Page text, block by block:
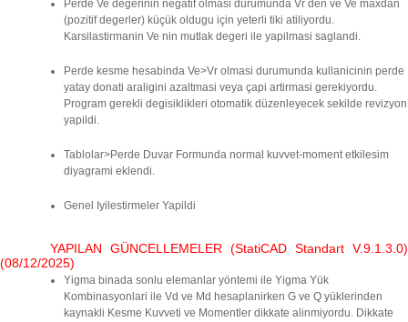
Perde Ve degerinin negatif olmasi durumunda Vr den ve Ve maxdan
(pozitif degerler) küçük oldugu için yeterli tiki atiliyordu.
Karsilastirmanin Ve nin mutlak degeri ile yapilmasi saglandi.
Perde kesme hesabinda Ve>Vr olmasi durumunda kullanicinin perde
yatay donati araligini azaltmasi veya çapi artirmasi gerekiyordu.
Program gerekli degisiklikleri otomatik düzenleyecek sekilde revizyon
yapildi.
Tablolar>Perde Duvar Formunda normal kuvvet-moment etkilesim
diyagrami eklendi.
Genel Iyilestirmeler Yapildi
YAPILAN GÜNCELLEMELER (StatiCAD Standart V.9.1.3.0)
(08/12/2025)
Yigma binada sonlu elemanlar yöntemi ile Yigma Yük
Kombinasyonlari ile Vd ve Md hesaplanirken G ve Q yüklerinden
kaynakli Kesme Kuvveti ve Momentler dikkate alinmiyordu. Dikkate